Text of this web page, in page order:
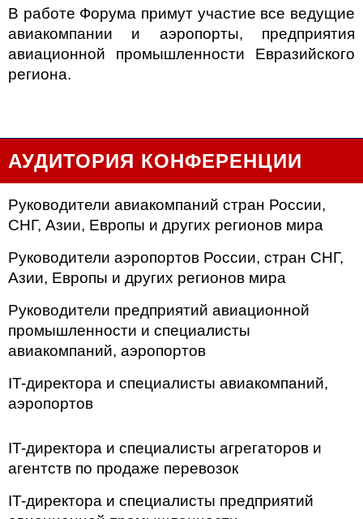
В работе Форума примут участие все ведущие
авиакомпании и аэропорты, предприятия
авиационной промышленности Евразийского
региона.
АУДИТОРИЯ КОНФЕРЕНЦИИ
Руководители авиакомпаний стран России,
СНГ, Азии, Европы и других регионов мира
Руководители аэропортов России, стран СНГ,
Азии, Европы и других регионов мира
Руководители предприятий авиационной
промышленности и специалисты
авиакомпаний, аэропортов
IT-директора и специалисты авиакомпаний,
аэропортов
IT-директора и специалисты агрегаторов и
агентств по продаже перевозок
IT-директора и специалисты предприятий